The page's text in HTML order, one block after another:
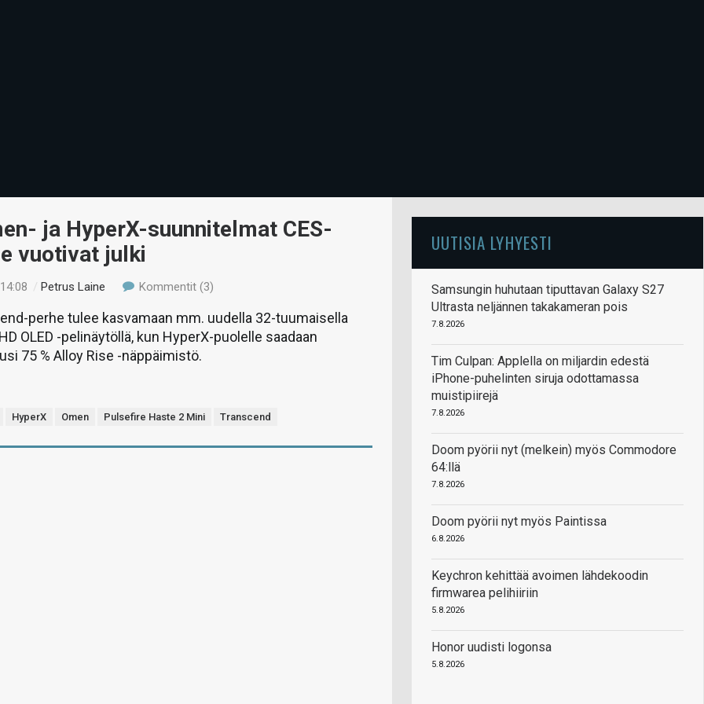
ja HyperX-suunnitelmat CES-
vuotivat julki
/Petrus Laine Kommentit (3)
perhe tulee kasvamaan mm. uudella 32-tuumaisella
OLED -pelinäytöllä, kun HyperX-puolelle saadaan
75 % Alloy Rise -näppäimistö.
HyperX Omen Pulsefire Haste 2 Mini Transcend
UUTISIA LYHYESTI
Samsungin huhutaan tiputtavan Galaxy S27
Ultrasta neljännen takakameran pois
7.8.2026
Tim Culpan: Applella on miljardin edestä
iPhone-puhelinten siruja odottamassa
muistipiirejä
7.8.2026
Doom pyörii nyt (melkein) myös Commodore
64:llä
7.8.2026
Doom pyörii nyt myös Paintissa
6.8.2026
Keychron kehittää avoimen lähdekoodin
firmwarea pelihiiriin
5.8.2026
Honor uudisti logonsa
5.8.2026